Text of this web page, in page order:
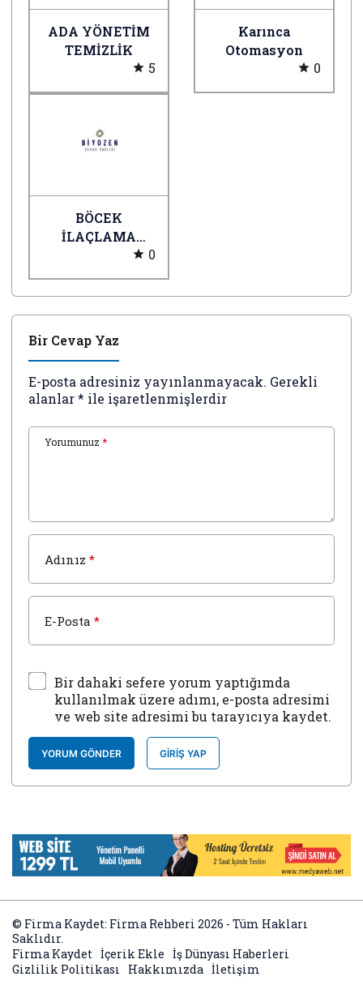
ADA YÖNETİM
TEMİZLİK
5
Karınca
Otomasyon
0
BÖCEK
İLAÇLAMA
BİYOZEN ÇEVRE
0
Bir Cevap Yaz
E-posta adresiniz yayınlanmayacak. Gerekli
alanlar* ile işaretlenmişlerdir
Yorumunuz *
Adınız *
E-Posta *
Bir dahaki sefere yorum yaptığımda
kullanılmak üzere adımı, e-posta adresimi
ve web site adresimi bu tarayıcıya kaydet.
YORUM GÖNDER GIRIŞ YAP
© Firma Kaydet: Firma Rehberi 2026 - Tüm Hakları
Saklıdır.
Firma Kaydet İçerik Ekle İş Dünyası Haberleri
Gizlilik Politikası
Hakkımızda İletişim